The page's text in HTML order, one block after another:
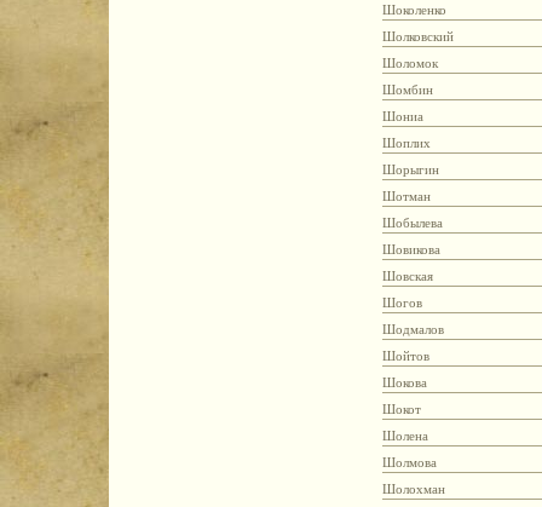
Шоколенко
Шолковский
Шоломок
Шомбин
Шониа
Шоплих
Шорыгин
Шотман
Шобылева
Шовикова
Шовская
Шогов
Шодмалов
Шойтов
Шокова
Шокот
Шолена
Шолмова
Шолохман